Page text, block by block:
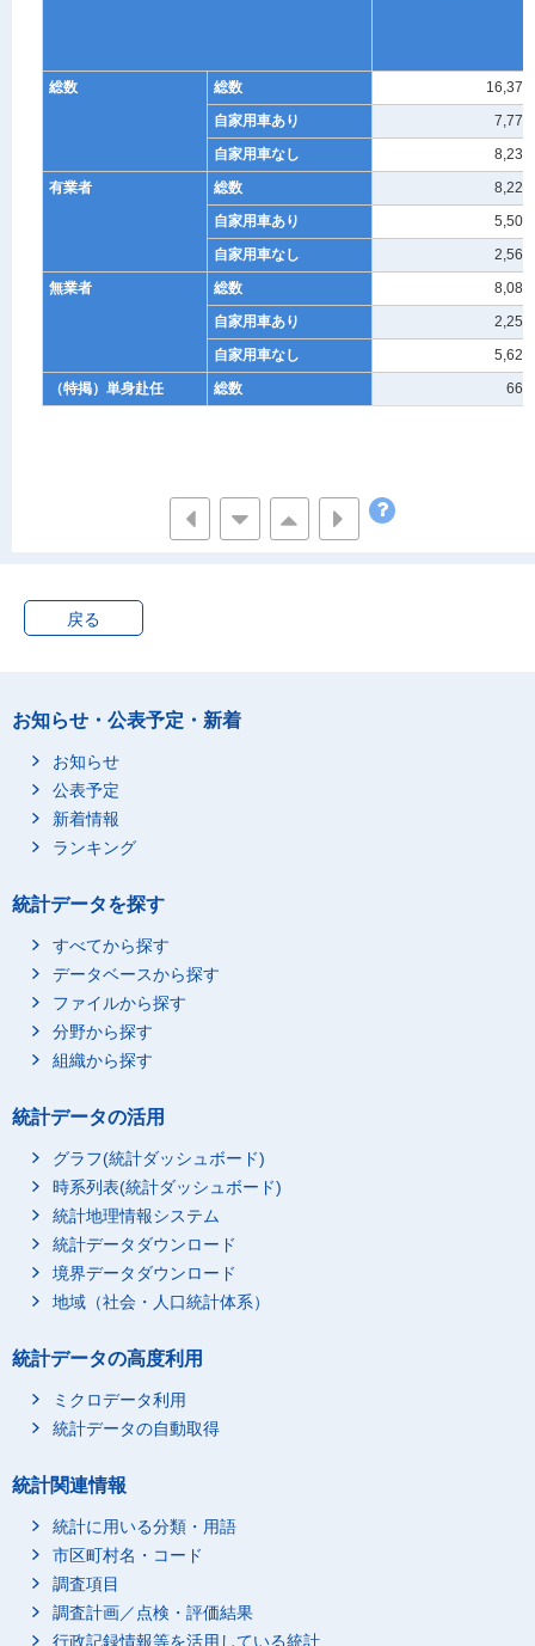
総数 総数
16,377
自家用車あり
7,773
自家用車なし
8,237
有業者
総数
8,229
自家用車あり
5,503
自家用車なし
2,569
無業者
総数
8,089
自家用車あり
2,258
自家用車なし
5,629
（特掲）単身赴任
総数 666
戻る
お知らせ・公表予定・新着
お知らせ
公表予定
新着情報
ランキング
統計データを探す
すべてから探す
データベースから探す
ファイルから探す
分野から探す
組織から探す
統計データの活用
グラフ(統計ダッシュボード)
時系列表(統計ダッシュボード)
統計地理情報システム
統計データダウンロード
境界データダウンロード
地域（社会・人口統計体系）
統計データの高度利用
ミクロデータ利用
統計データの自動取得
統計関連情報
統計に用いる分類・用語
市区町村名・コード
調査項目
調査計画／点検・評価結果
行政記録情報等を活用している統計